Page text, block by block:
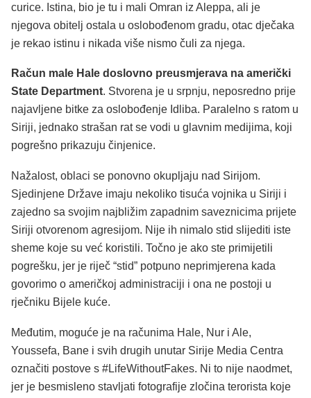
curice. Istina, bio je tu i mali Omran iz Aleppa, ali je
njegova obitelj ostala u oslobođenom gradu, otac dječaka
je rekao istinu i nikada više nismo čuli za njega.
Račun male Hale doslovno preusmjerava na američki
State Department. Stvorena je u srpnju, neposredno prije
najavljene bitke za oslobođenje Idliba. Paralelno s ratom u
Siriji, jednako strašan rat se vodi u glavnim medijima, koji
pogrešno prikazuju činjenice.
Nažalost, oblaci se ponovno okupljaju nad Sirijom.
Sjedinjene Države imaju nekoliko tisuća vojnika u Siriji i
zajedno sa svojim najbližim zapadnim saveznicima prijete
Siriji otvorenom agresijom. Nije ih nimalo stid slijediti iste
sheme koje su već koristili. Točno je ako ste primijetili
pogrešku, jer je riječ “stid” potpuno neprimjerena kada
govorimo o američkoj administraciji i ona ne postoji u
rječniku Bijele kuće.
Međutim, moguće je na računima Hale, Nur i Ale,
Youssefa, Bane i svih drugih unutar Sirije Media Centra
označiti postove s #LifeWithoutFakes. Ni to nije naodmet,
jer je besmisleno stavljati fotografije zločina terorista koje